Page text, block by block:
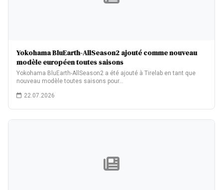
Yokohama BluEarth-AllSeason2 ajouté comme nouveau
modèle européen toutes saisons
Yokohama BluEarth-AllSeason2 a été ajouté à Tirelab en tant que
nouveau modèle toutes saisons pour…
22.07.2026